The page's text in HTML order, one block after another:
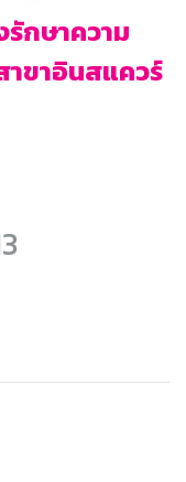
รักษาความ
ขาอินสแควร์